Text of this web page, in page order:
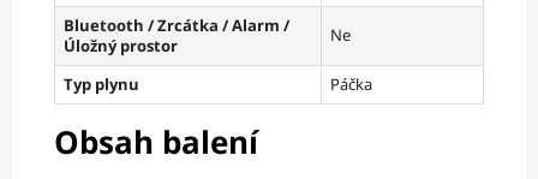
Bluetooth / Zrcátka / Alarm /
Úložný prostor
Ne
Typ plynu Páčka
Obsah balení